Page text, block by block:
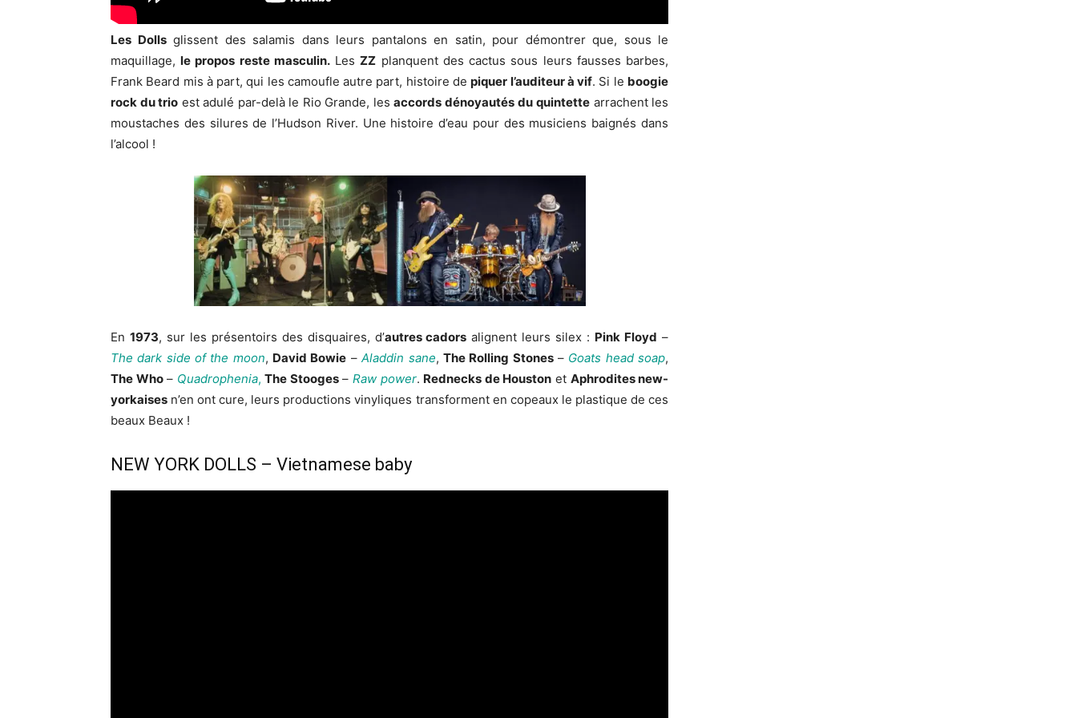
Les Dollsglissent des salamis dans leurs pantalons en satin, pour démontrer que, sous le
maquillage,le propos reste masculin.LesZZ planquent des cactus sous leurs fausses barbes,
Frank Beard mis à part, qui les camoufle autre part, histoire depiquer l’auditeur à vif. Si le boogie
rock du trio est adulé par-delà le Rio Grande, lesaccords dénoyautés du quintette arrachent les
moustaches des silures de l’Hudson River. Une histoire d’eau pour des musiciens baignés dans
l’alcool !
En 1973, sur les présentoirs des disquaires, d’autres cadors alignent leurs silex : Pink Floyd –
The dark side of the moon, David Bowie –Aladdin sane, The Rolling Stones– Goats head soap,
The Who– Quadrophenia, The Stooges–Raw power. Rednecks de Houston et Aphrodites new-
yorkaises n’en ont cure, leurs productions vinyliques transforment en copeaux le plastique de ces
beaux Beaux !
NEW YORK DOLLS – Vietnamese baby